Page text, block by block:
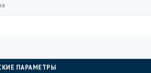
ПАРАМЕТРЫ